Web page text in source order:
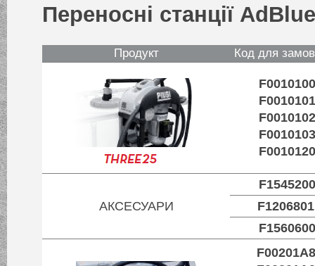
Переносні станції
Продукт Код для
АКСЕСУАРИ